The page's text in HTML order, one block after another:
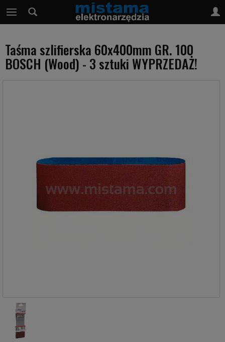
Taśma szlifierska 60x400mm GR. 100
BOSCH (Wood) - 3 sztuki WYPRZEDAŻ!